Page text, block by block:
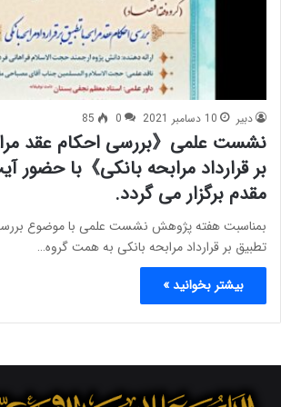
دبیر 10 دسامبر 2021 0
85
نشست علمی《بررسی احکام عقد
بر قرارداد مرابحه بانکی》با حضور
مقدم برگزار می گردد.
بمناسبت هفته پژوهش نشست علمی با موضوع بررسی
تطبیق بر قرارداد مرابحه بانکی به همت گروه…
بیشتر بخوانید »